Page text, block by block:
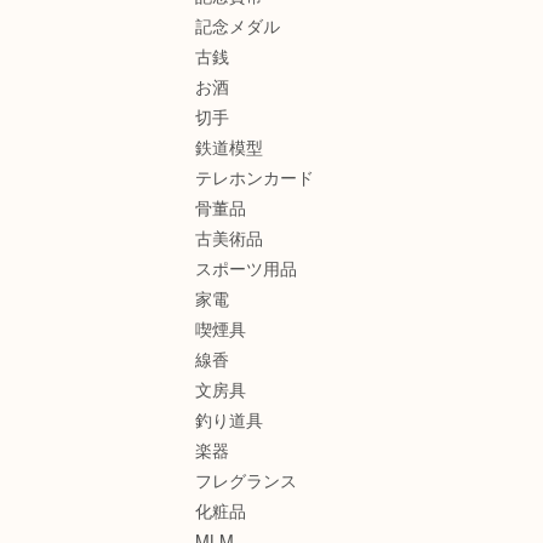
記念メダル
古銭
お酒
切手
鉄道模型
テレホンカード
骨董品
古美術品
スポーツ用品
家電
喫煙具
線香
文房具
釣り道具
楽器
フレグランス
化粧品